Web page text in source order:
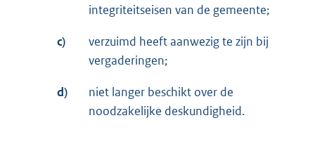
integriteitseisen van de gemeente;
c)
verzuimd heeft aanwezig te zijn bij
vergaderingen;
d)
niet langer beschikt over de
noodzakelijke deskundigheid.